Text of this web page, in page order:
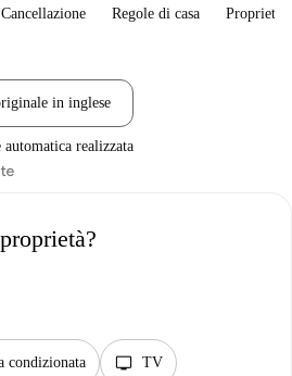
Regole di casa
in inglese
realizzata
condizionata tv TV